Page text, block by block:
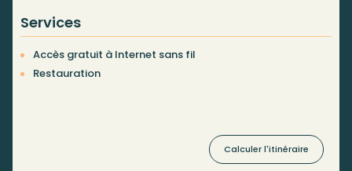
Services
Accès gratuit à Internet sans fil
Restauration
Calculer l'itinéraire